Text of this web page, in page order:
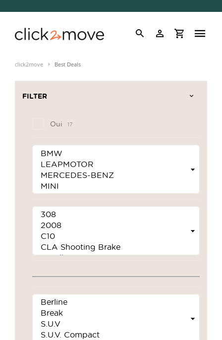
click2move Best Deals
FILTER
Oui 17